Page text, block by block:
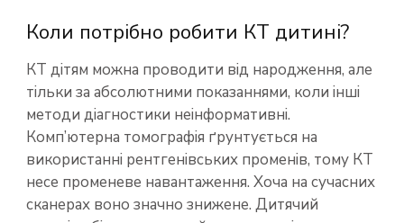
Коли потрібно робити КТ дитині?
КТ дітям можна проводити від народження, але
тільки за абсолютними показаннями, коли інші
методи діагностики неінформативні.
Комп’ютерна томографія ґрунтується на
використанні рентгенівських променів, тому КТ
несе променеве навантаження. Хоча на сучасних
сканерах воно значно знижене. Дитячий